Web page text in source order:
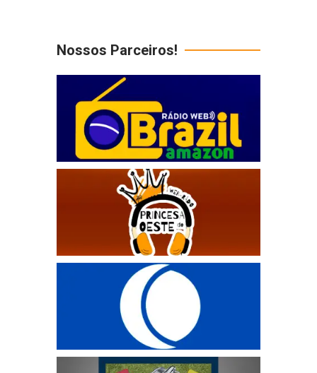
Nossos Parceiros!